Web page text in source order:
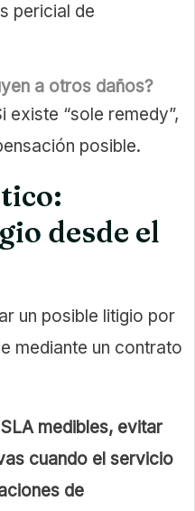
pericial de
a otros daños?
existe “sole remedy”,
posible.
desde el
un posible litigio por
mediante un contrato
medibles, evitar
cuando el servicio
de